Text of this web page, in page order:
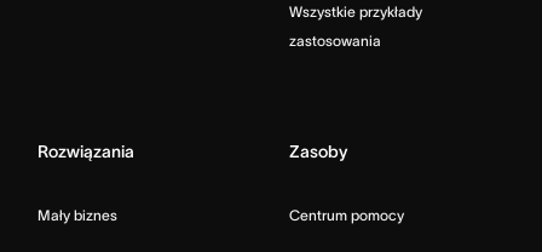
Wszystkie przykłady
zastosowania
Rozwiązania
Mały biznes
Zasoby
Centrum pomocy